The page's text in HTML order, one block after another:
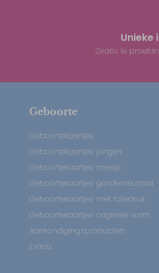
Unieke
Gratis 1e
Geboorte
Geboortekaartjes
Geboortekaartjes jongen
Geboortekaartjes meisje
Geboortekaartjes genderneutraal
Geboortekaartjes met foliedruk
Geboortekaartjes originele vorm
Aankondigingsproducten
Extra's